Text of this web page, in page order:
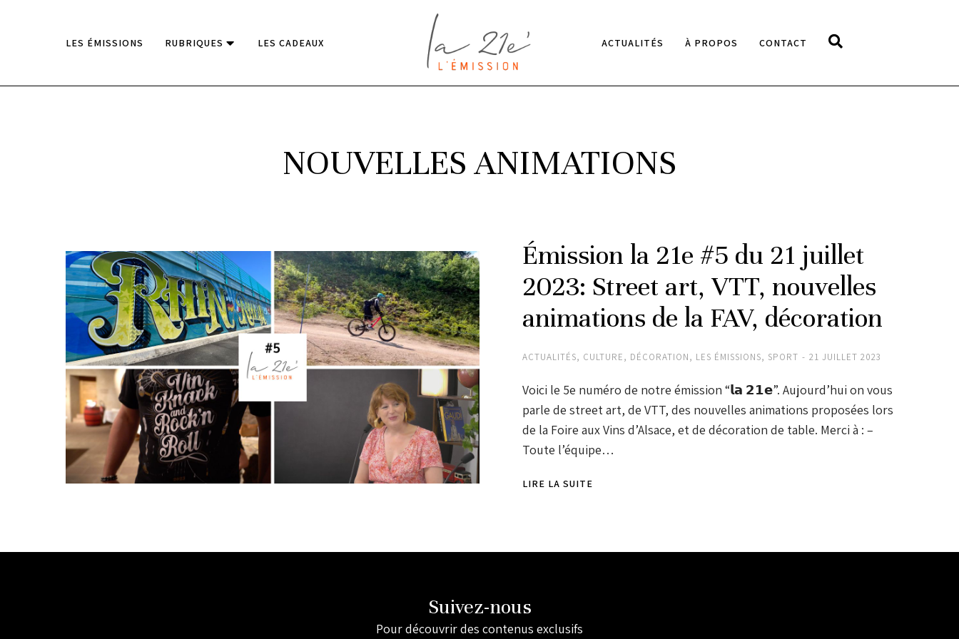
LES ÉMISSIONS RUBRIQUES LES CADEAUX ACTUALITÉS À PROPOS CONTACT
NOUVELLES ANIMATIONS
Émission la 21e #5 du 21 juillet
2023: Street art, VTT, nouvelles
animations de la FAV, décoration
ACTUALITÉS, CULTURE, DÉCORATION, LES ÉMISSIONS, SPORT 21 JUILLET 2023
Voici le 5e numéro de notre émission “𝗹𝗮 𝟮𝟭𝗲”. Aujourd’hui on vous
parle de street art, de VTT, des nouvelles animations proposées lors
de la Foire aux Vins d’Alsace, et de décoration de table. Merci à : –
Toute l’équipe…
LIRE LA SUITE
Suivez-nous
Pour découvrir des contenus exclusifs